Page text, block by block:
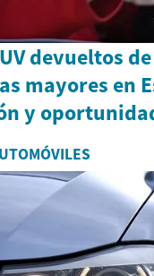
devueltos
mayores en
y